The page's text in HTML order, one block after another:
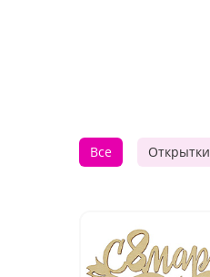
Все Открытки